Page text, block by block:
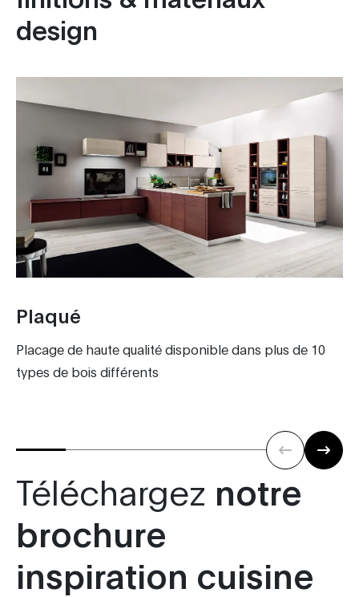
design
Plaqué
Placage de haute qualité disponible dans plus de 10
types de bois différents
Téléchargez notre
brochure
inspiration cuisine